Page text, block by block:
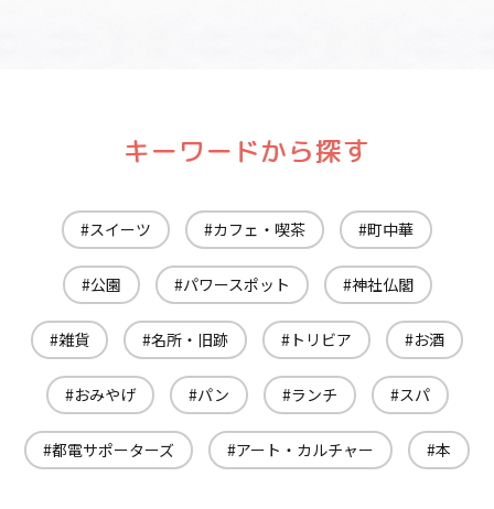
キーワードから探す
スイーツ カフェ・喫茶 町中華
公園 パワースポット 神社仏閣
雑貨 名所・旧跡 トリビア お酒
おみやげ パン ランチ スパ
都電サポーターズ アート・カルチャー 本